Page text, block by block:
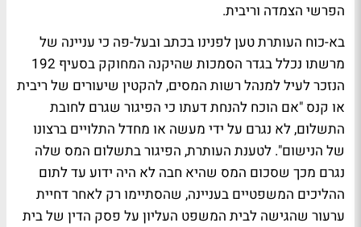
הפרשי הצמדה וריבית.
בא-כוח העותרת טען לפנינו בכתב ובעל-פה כי עניינה של
מרשתו נכלל בגדר הסמכות שהיקנה המחוקק בסעיף 192
הנזכר לעיל למנהל רשות המסים, להקטין שיעורים של ריבית
או קנס "אם הוכח להנחת דעתו כי הפיגור שגרם לחובת
התשלום, לא נגרם על ידי מעשה או מחדל התלויים ברצונו
של הנישום". לטענת העותרת, הפיגור בתשלום המס שלה
נגרם מכך שסכום המס שהיא חבה לא היה ידוע עד לתום
ההליכים המשפטיים בעניינה, שהסתיימו רק לאחר דחיית
ערעור שהגישה לבית המשפט העליון על פסק הדין של בית